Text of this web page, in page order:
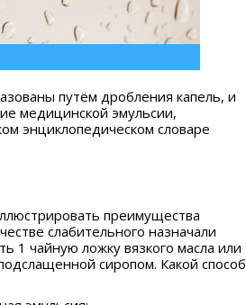
путём дробления капель, и
медицинской эмульсии,
энциклопедическом словаре
преимущества
слабительного назначали
1 чайную ложку вязкого масла или
сиропом. Какой способ